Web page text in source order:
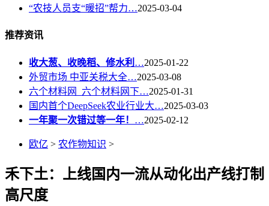
“农技人员支“暖招”帮力…2025-03-04
推荐资讯
收大葱、收晚稻、修水利 …2025-01-22
外贸市场 中亚关税大全…2025-03-08
六个材料网_六个材料网下…2025-01-31
国内首个DeepSeek农业行业大…2025-03-03
一年聚一次错过等一年！ …2025-02-12
欧亿 > 农作物知识 >
禾下土：上线国内一流从动化出产线打制
高尺度